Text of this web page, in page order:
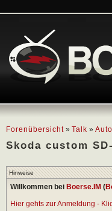
Forenübersicht » Talk »
Skoda custom
Hinweise
Willkommen bei Boerse.IM (
Hier gehts zur Anmeldung -